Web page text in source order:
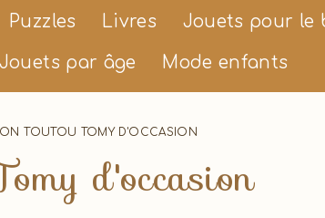
Puzzles Livres Jouets pour le
Jouets par âge Mode enfants
TOUTOU TOMY D'OCCASION
d'occasion